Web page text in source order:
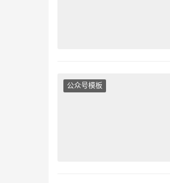
公众号模板